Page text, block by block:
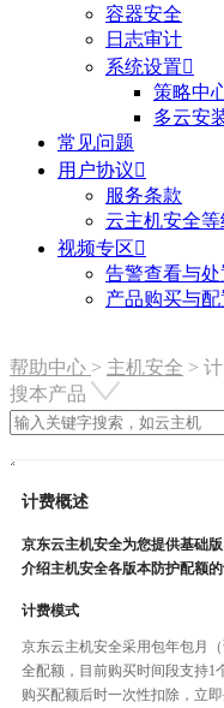
容器安全
日志审计
系统设置
策略中
多云安
常见问题
用户协议
服务条款
云主机安全等
视频专区
告警查看与处
产品购买与配
帮助中心 > 主机安全 >
搜本产品
计费概述
京东云主机安全为您提供基础
介绍主机安全各版本防护配额的
计费模式
京东云主机安全采用包年包月
全配额，目前购买时间段支持1
购买配额后时一次性扣除，立即